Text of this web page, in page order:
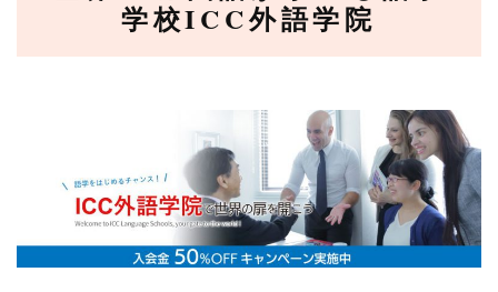
学校ICC外語学院